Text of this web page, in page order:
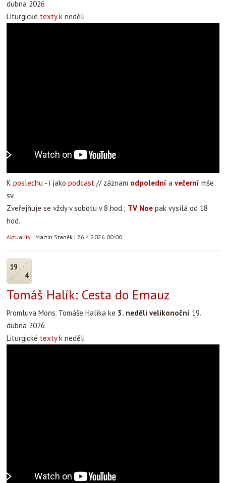
dubna 2026
Liturgické textyk neděli
K poslechu - i jako podcast // záznam odpolední a večerní mše
sv.
Zveřejňuje se vždy v sobotu v 8 hod.; TV Noe pak vysílá od 18
hod.
Aktuality | Martin Staněk | 26.4.2026 00:00
19
4
Tomáš Halík: Cesta do Emauz
Promluva Mons. Tomáše Halíka ke 3. neděli velikonoční 19.
dubna 2026
Liturgické textyk neděli